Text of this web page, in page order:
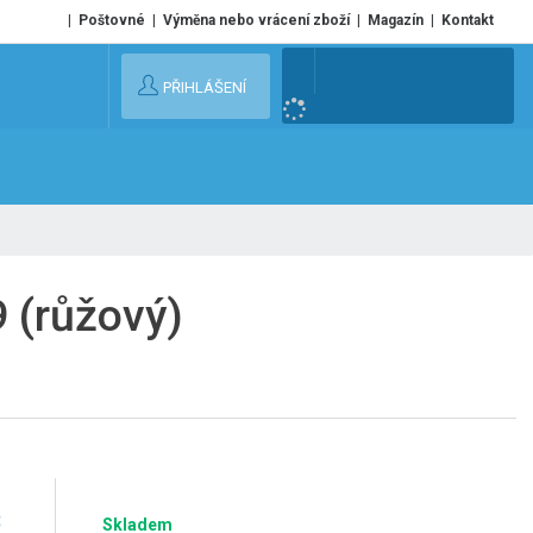
Poštovné Výměna nebo vrácení zboží Magazín Kontakt
e
t
PŘIHLÁŠENÍ
(růžový)
Skladem